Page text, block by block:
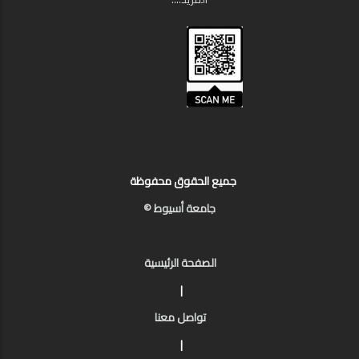
جميع الحقوق محفوظة
جامعة أسيوط ©
الصفحة الرئيسية
|
تواصل معنا
|